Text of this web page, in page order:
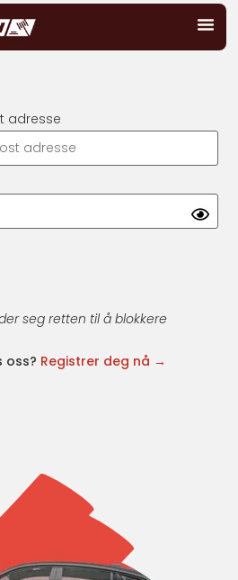
adresse
seg retten til å blokkere
oss? Registrer deg nå →